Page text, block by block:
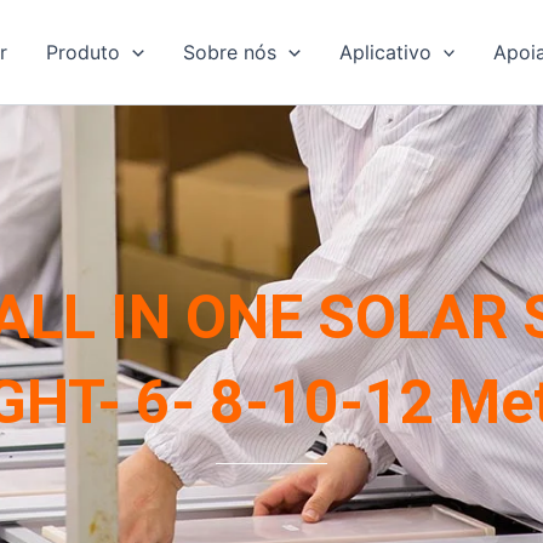
Produto Sobre nós Aplicativo
IN ONE SOLAR
6- 8-10-12